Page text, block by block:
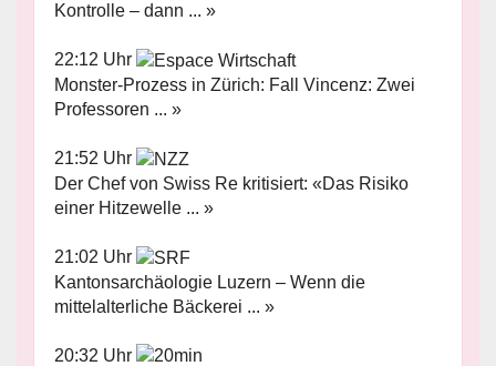
Kontrolle – dann ... »
22:12 Uhr
Monster-Prozess in Zürich: Fall Vincenz: Zwei
Professoren ... »
21:52 Uhr
Der Chef von Swiss Re kritisiert: «Das Risiko
einer Hitzewelle ... »
21:02 Uhr
Kantonsarchäologie Luzern – Wenn die
mittelalterliche Bäckerei ... »
20:32 Uhr